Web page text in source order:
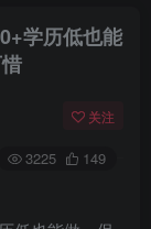
学历低也能
关注
3225 149